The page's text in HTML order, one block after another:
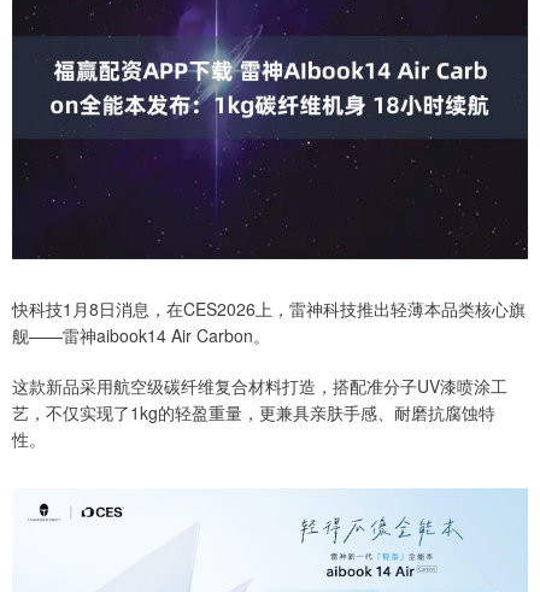
快科技1月8日消息，在CES2026上，雷神科技推出轻薄本品类核心旗
舰——雷神aibook14 Air Carbon。
这款新品采用航空级碳纤维复合材料打造，搭配准分子UV漆喷涂工
艺，不仅实现了1kg的轻盈重量，更兼具亲肤手感、耐磨抗腐蚀特
性。